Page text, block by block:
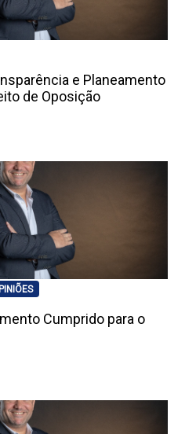
e Planeamento
de Oposição
Cumprido para o